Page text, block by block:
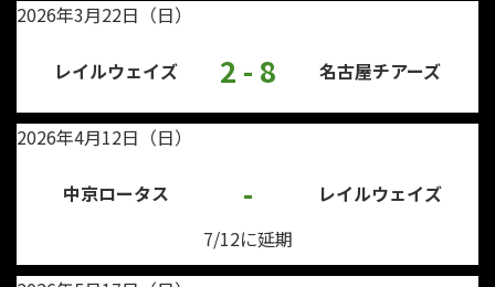
2026年3月22日（日）
レイルウェイズ 2 - 8 名古屋チアーズ
2026年4月12日（日）
中京ロータス -
レイルウェイズ
7/12に延期